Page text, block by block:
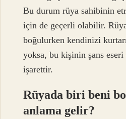
Bu durum rüya sahibinin
için de geçerli olabilir.
boğulurken kendinizi
yoksa, bu kişinin şans eseri
işarettir.
Rüyada biri beni
anlama gelir?